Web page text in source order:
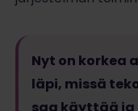
Nyt on korkea
läpi, missä
saa käyttää